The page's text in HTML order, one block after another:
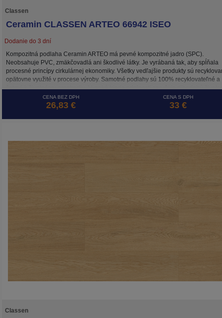
Classen
Ceramin CLASSEN ARTEO 66942 ISEO
Dodanie do 3 dní
Kompozitná podlaha Ceramin ARTEO má pevné kompozitné jadro (SPC).
Neobsahuje PVC, zmäkčovadlá ani škodlivé látky. Je vyrábaná tak, aby spĺňala
procesné princípy cirkulárnej ekonomiky. Všetky vedľajšie produkty sú
opätovne využité v procese výroby. Samotné podlahy sú 100% recyklovateľné a
šetrné k životnému prostrediu. Vysoká trieda odolnosti zaručuje dlhodobú
a to aj pri záťaži v komerčne využívaných priestoroch.
CENA BEZ DPH
26,83 €
CENA S DPH
33 €
Classen